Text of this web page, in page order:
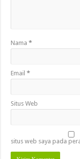
Nama*
Email*
Situs Web
situs web saya pada